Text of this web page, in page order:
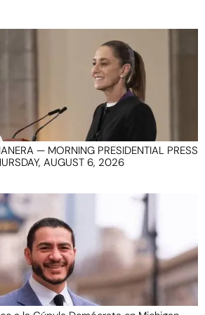
— MORNING PRESIDENTIAL PRESS
AUGUST 6, 2026